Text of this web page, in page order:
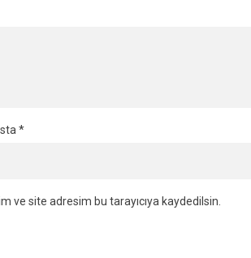
*
ve site adresim bu tarayıcıya kaydedilsin.